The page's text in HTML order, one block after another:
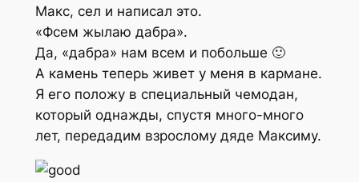
Макс, сел и написал это.
«Фсем жылаю дабра».
Да, «дабра» нам всем и побольше 🙂
А камень теперь живет у меня в кармане.
Я его положу в специальный чемодан,
который однажды, спустя много-много
лет, передадим взрослому дяде Максиму.